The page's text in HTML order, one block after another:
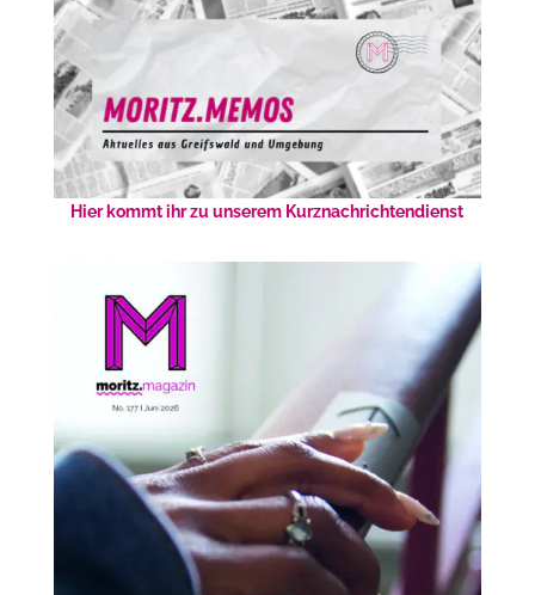
Hier kommt ihr zu unserem Kurznachrichtendienst